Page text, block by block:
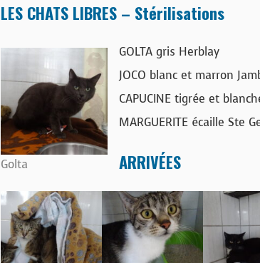
LES CHATS LIBRES – Stérilisations
Golta
GOLTA gris Herblay
JOCO blanc et marron
CAPUCINE tigrée et
MARGUERITE écaille Ste
ARRIVÉES